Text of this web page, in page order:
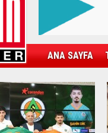
ANA SAYFA
SPOR GÜN'ÜN ÜRÜNÜ